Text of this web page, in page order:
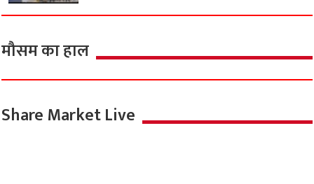
मौसम का हाल
Share Market Live